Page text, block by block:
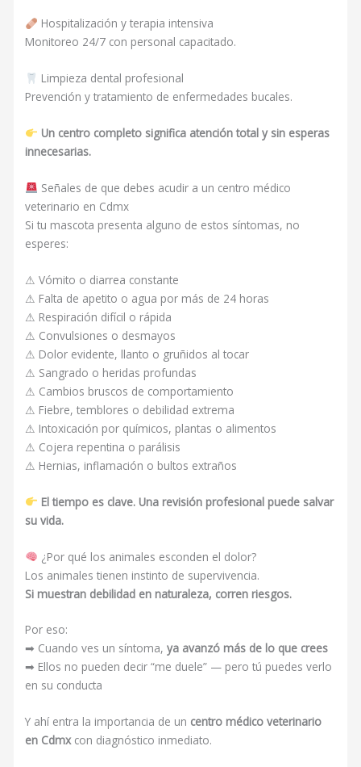
Hospitalización y terapia intensiva
Monitoreo 24/7 con personal capacitado.
Limpieza dental profesional
Prevención y tratamiento de enfermedades bucales.
Un centro completo significa atención total y sin esperas
innecesarias.
Señales de que debes acudir a un centro médico
veterinario en Cdmx
Si tu mascota presenta alguno de estos síntomas, no
esperes:
⚠ Vómito o diarrea constante
⚠ Falta de apetito o agua por más de 24 horas
⚠ Respiración difícil o rápida
⚠ Convulsiones o desmayos
⚠ Dolor evidente, llanto o gruñidos al tocar
⚠ Sangrado o heridas profundas
⚠ Cambios bruscos de comportamiento
⚠ Fiebre, temblores o debilidad extrema
⚠ Intoxicación por químicos, plantas o alimentos
⚠ Cojera repentina o parálisis
⚠ Hernias, inflamación o bultos extraños
El tiempo es clave. Una revisión profesional puede salvar
su vida.
¿Por qué los animales esconden el dolor?
Los animales tienen instinto de supervivencia.
Si muestran debilidad en naturaleza, corren riesgos.
Por eso:
➡ Cuando ves un síntoma,ya avanzó más de lo que crees
➡ Ellos no pueden decir “me duele” — pero tú puedes verlo
en su conducta
Y ahí entra la importancia de un centro médico veterinario
en Cdmxcon diagnóstico inmediato.